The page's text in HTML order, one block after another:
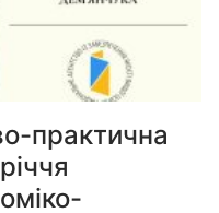
практична